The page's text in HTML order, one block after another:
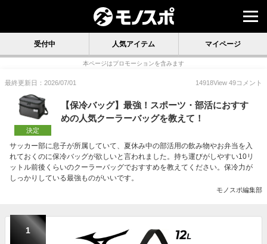
受付中 人気アイテム マイページ
本ページはプロモーションを含みます
最終更新日：2026/07/01 14918View 49コメント
決定
【保冷バッグ】最強！スポーツ・部活におすす
めの人気クーラーバッグを教えて！
サッカー部に息子が所属していて、夏休み中の部活用の飲み物やお弁当を入
れておくのに保冷バッグが欲しいと言われました。持ち運びがしやすい10リ
ットル前後くらいのクーラーバッグでおすすめを教えてください。保冷力が
しっかりしている最強ものがいいです。
モノスポ編集部
1